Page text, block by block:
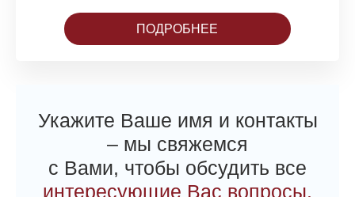
ПОДРОБНЕЕ
Укажите Ваше имя и контакты
– мы свяжемся
с Вами, чтобы обсудить все
интересующие Вас вопросы.